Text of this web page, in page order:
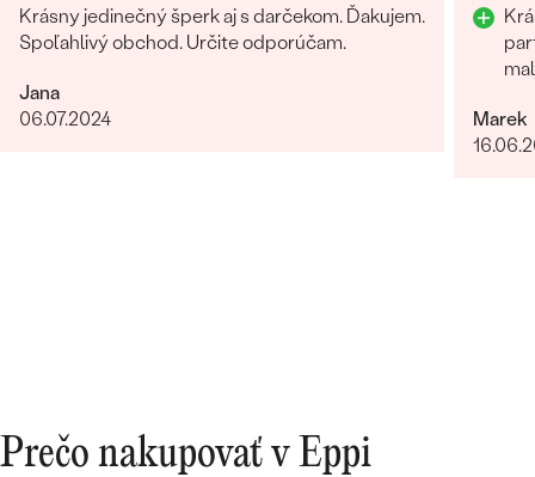
Krásny jedinečný šperk aj s darčekom. Ďakujem.
Spoľahlivý obchod. Určite odporúčam.
Jana
06.07.2024
Marek
Prečo nakupovať v Eppi